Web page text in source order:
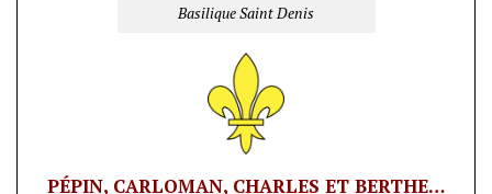
Basilique Saint Denis
PÉPIN, CARLOMAN, CHARLES ET BERTHE…